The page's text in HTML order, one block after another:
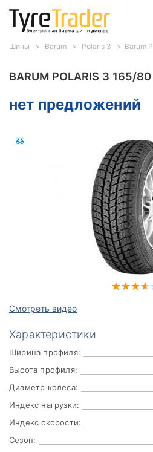
BARUM POLARIS 3 165/
нет предложений
Смотреть видео
Характеристики
Ширина профиля:
Высота профиля:
Диаметр колеса:
Индекс нагрузки:
Индекс скорости:
Сезон:
Шины Barum Polaris 3 Barum